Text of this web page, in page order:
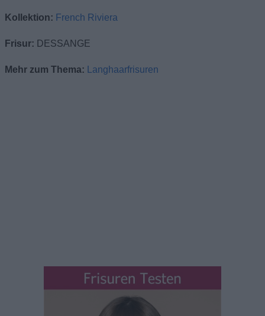
Kollektion: French Riviera
Frisur: DESSANGE
Mehr zum Thema: Langhaarfrisuren